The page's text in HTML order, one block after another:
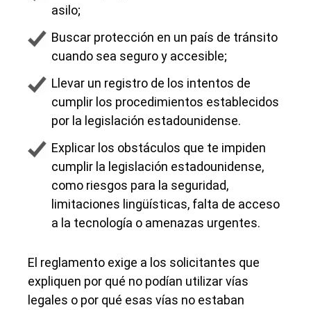
asilo;
Buscar protección en un país de tránsito
cuando sea seguro y accesible;
Llevar un registro de los intentos de
cumplir los procedimientos establecidos
por la legislación estadounidense.
Explicar los obstáculos que te impiden
cumplir la legislación estadounidense,
como riesgos para la seguridad,
limitaciones lingüísticas, falta de acceso
a la tecnología o amenazas urgentes.
El reglamento exige a los solicitantes que
expliquen por qué no podían utilizar vías
legales o por qué esas vías no estaban